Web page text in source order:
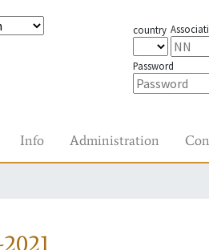
country
Password
Info Administration